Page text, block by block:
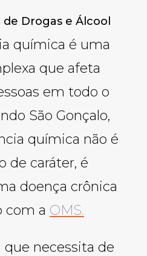
Drogas e Álcool
química é uma
que afeta
em todo o
São Gonçalo,
química não é
de caráter, é
doença crônica
com a OMS.
que necessita de